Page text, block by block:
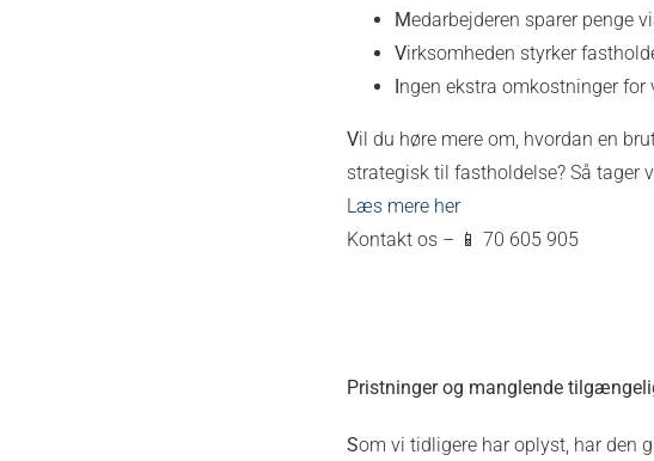
Medarbejderen sparer penge
Virksomheden styrker
Ingen ekstra omkostninger for
Vil du høre mere om, hvordan en
strategisk til fastholdelse? Så tager
Læs mere her
Kontakt os – 📱 70 605 905
Pristninger og manglende
Som vi tidligere har oplyst, har den